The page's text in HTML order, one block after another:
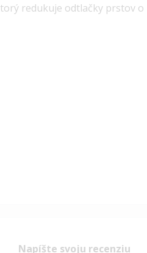
redukuje odtlačky prstov o
Napíšte svoju recenziu